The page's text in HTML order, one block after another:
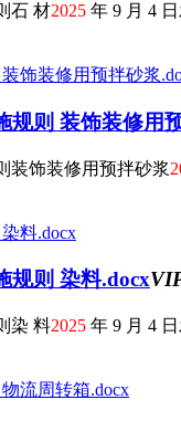
石 材2025 年 9 月 4
规则 装饰装修用
装饰装修用预拌砂浆
规则 染料.docx
染 料2025 年 9 月 4